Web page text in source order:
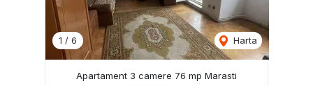
1 / 6 Harta
Apartament 3 camere 76 mp Marasti